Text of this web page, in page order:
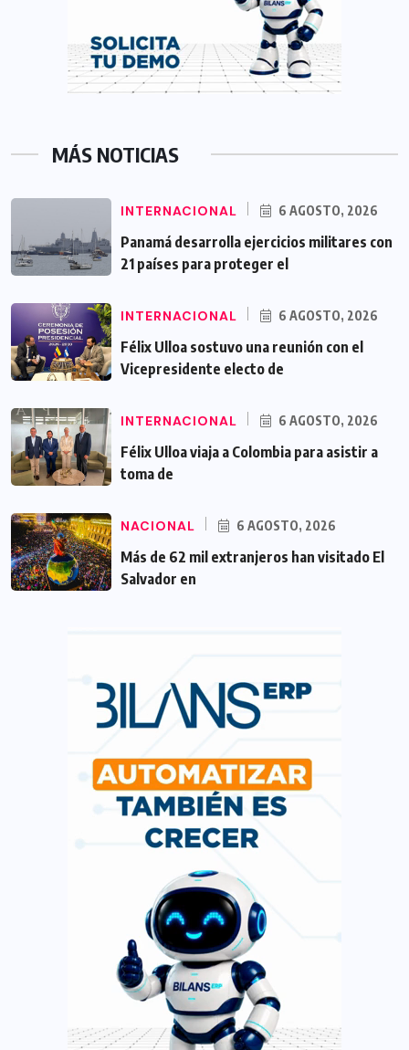
MÁS NOTICIAS
INTERNACIONAL 6 AGOSTO, 2026
Panamá desarrolla ejercicios militares con
21 países para proteger el
INTERNACIONAL 6 AGOSTO, 2026
Félix Ulloa sostuvo una reunión con el
Vicepresidente electo de
INTERNACIONAL 6 AGOSTO, 2026
Félix Ulloa viaja a Colombia para asistir a
toma de
NACIONAL 6 AGOSTO, 2026
Más de 62 mil extranjeros han visitado El
Salvador en